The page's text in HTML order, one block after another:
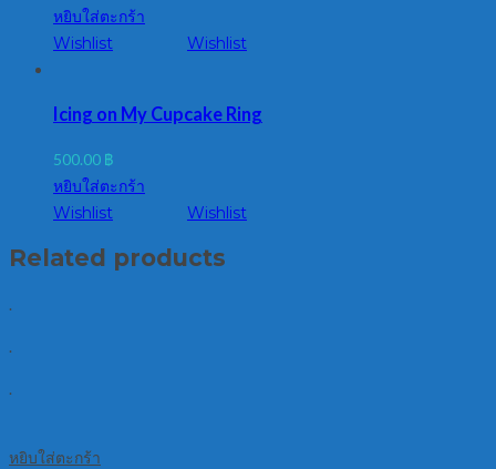
หยิบใส่ตะกร้า
Wishlist
Wishlist
Icing on My Cupcake Ring
500.00 ฿
หยิบใส่ตะกร้า
Wishlist
Wishlist
Related products
.
.
.
หยิบใส่ตะกร้า